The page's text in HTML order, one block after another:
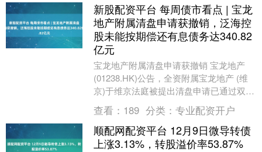
新股配资平台 每周债市看点 | 宝龙
地产附属清盘申请获撤销，泛海控
股未能按期偿还有息债务达340.82
亿元
宝龙地产附属清盘申请获撤销 宝龙地产
(01238.HK)公告，全资附属宝龙地产 (维
京)于维京法庭被提出清盘申请已通过双方
协定的同意令的方式撤销，目的是实质
上....
查看： 189 分类： 专业配资开户
顺配网配资平台 12月9日微导转债
上涨3.13%，转股溢价率53.87%